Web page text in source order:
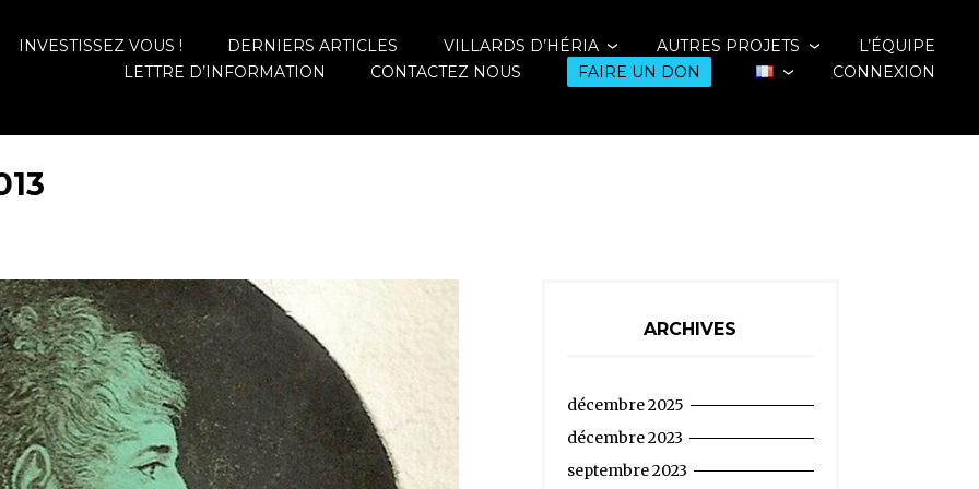
INVESTISSEZ VOUS ! DERNIERS ARTICLES VILLARDS D’HÉRIA AUTRES PROJETS
L’ÉQUIPE
LETTRE D’INFORMATION
CONTACTEZ NOUS FAIRE UN DON CONNEXION
ARCHIVES
décembre 2025
décembre 2023
septembre 2023